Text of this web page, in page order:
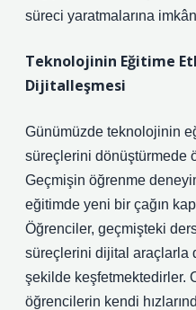
süreci yaratmalarına imkân
Teknolojinin Eğitime
Dijitalleşmesi
Günümüzde teknolojinin
süreçlerini dönüştürmede
Geçmişin öğrenme
eğitimde yeni bir çağın
Öğrenciler, geçmişteki
süreçlerini dijital araçlarla
şekilde keşfetmektedirler.
öğrencilerin kendi